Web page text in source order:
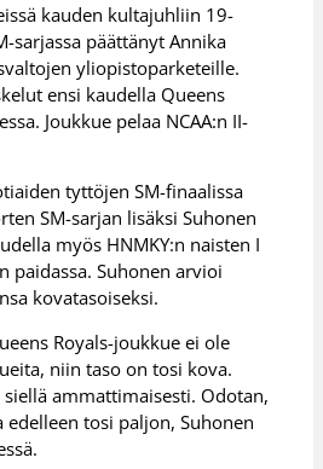
kauden kultajuhliin 19-
sarjassa päättänyt Annika
yliopistoparketeille.
ensi kaudella Queens
Joukkue pelaa NCAA:n II-
tyttöjen SM-finaalissa
SM-sarjan lisäksi Suhonen
myös HNMKY:n naisten I
paidassa. Suhonen arvioi
kovatasoiseksi.
Royals-joukkue ei ole
niin taso on tosi kova.
ammattimaisesti. Odotan,
tosi paljon, Suhonen